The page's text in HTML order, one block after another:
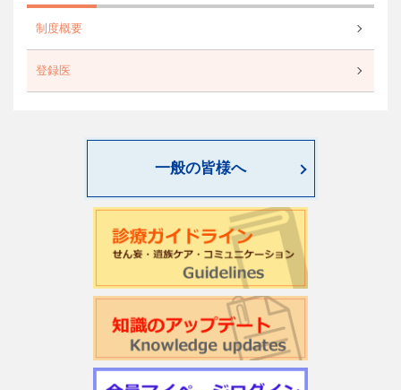
制度概要
登録医
一般の皆様へ